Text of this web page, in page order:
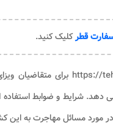
قطرکلیک کنید.
https:// برای متقاضیان
می دهد. شرایط و ضوابط
مورد مسائل مهاجرت به این